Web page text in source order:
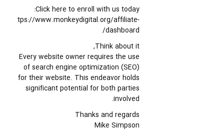
Click here to enroll with us today:
https://www.monkeydigital.org/affiliate-
dashboard/
Think about it,
Every website owner requires the use
of search engine optimization (SEO)
for their website. This endeavor holds
significant potential for both parties
involved.
Thanks and regards
Mike Simpson